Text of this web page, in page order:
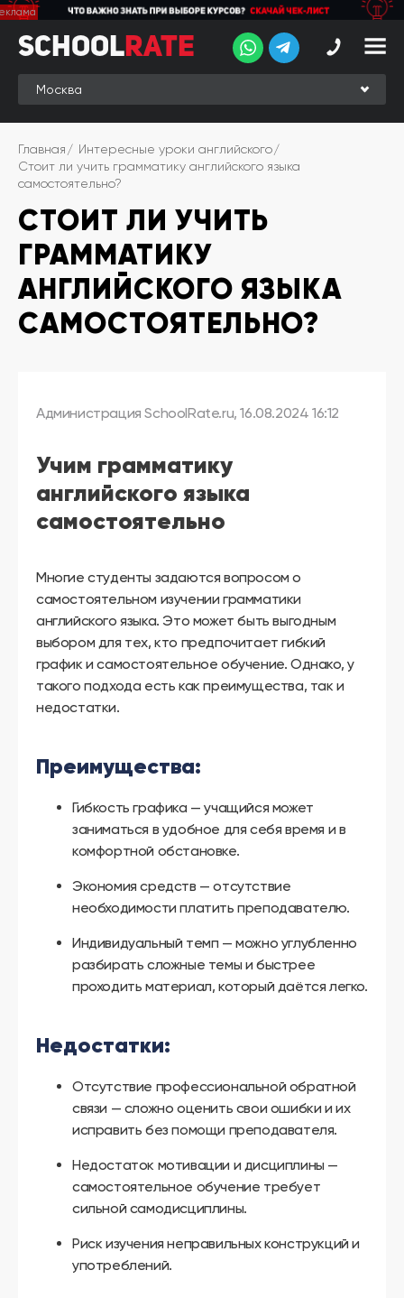
School
Rate
Рейтинг
Online-
рейтинг
студентов
Обзоры
экспертов
Новые
группы
язык
Москва
другой
кабинет
Помочь
выборе?
школу
SchoolRate
Главная
Интересные уроки английского
Стоит ли учить грамматику английского языка
самостоятельно?
СТОИТ ЛИ УЧИТЬ
ГРАММАТИКУ
АНГЛИЙСКОГО ЯЗЫКА
САМОСТОЯТЕЛЬНО?
Администрация SchoolRate.ru,16.08.2024 16:12
Учим грамматику
английского языка
самостоятельно
Многие студенты задаются вопросом о
самостоятельном изучении грамматики
английского языка. Это может быть выгодным
выбором для тех, кто предпочитает гибкий
график и самостоятельное обучение. Однако, у
такого подхода есть как преимущества, так и
недостатки.
Преимущества:
Гибкость графика — учащийся может
заниматься в удобное для себя время и в
комфортной обстановке.
Экономия средств — отсутствие
необходимости платить преподавателю.
Индивидуальный темп — можно углубленно
разбирать сложные темы и быстрее
проходить материал, который даётся легко.
Недостатки:
Отсутствие профессиональной обратной
связи — сложно оценить свои ошибки и их
исправить без помощи преподавателя.
Недостаток мотивации и дисциплины —
самостоятельное обучение требует
сильной самодисциплины.
Риск изучения неправильных конструкций и
употреблений.